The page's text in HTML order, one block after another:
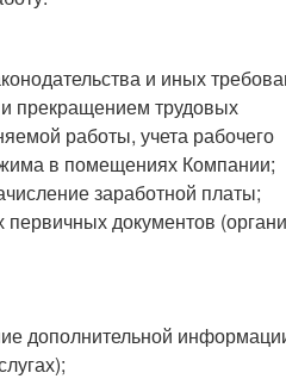
и иных
прекращением трудовых
работы, учета рабочего
в помещениях Компании;
заработной платы;
документов
дополнительной